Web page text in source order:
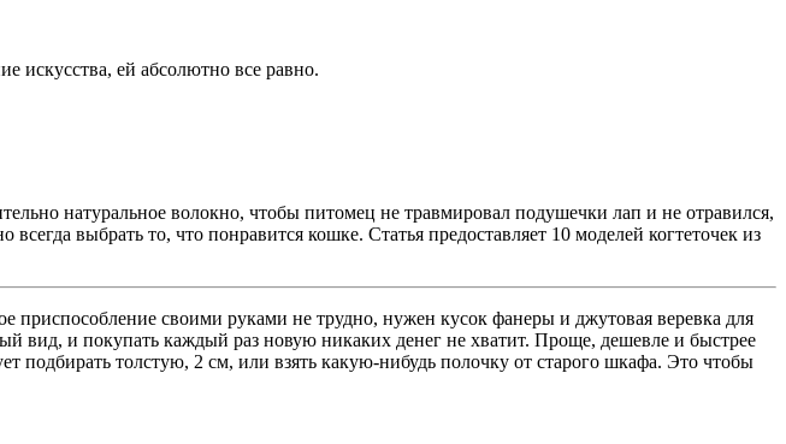
искусства, ей абсолютно все равно.
натуральное волокно, чтобы питомец не травмировал подушечки лап и не отравился,
выбрать то, что понравится кошке. Статья предоставляет 10 моделей когтеточек из
приспособление своими руками не трудно, нужен кусок фанеры и джутовая веревка для
вид, и покупать каждый раз новую никаких денег не хватит. Проще, дешевле и быстрее
подбирать толстую, 2 см, или взять какую-нибудь полочку от старого шкафа. Это чтобы